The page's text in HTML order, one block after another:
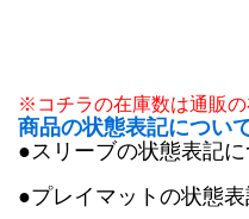
※コチラの在庫数は通販の
商品の状態表記につい
●スリーブの状態表記
●プレイマットの状態